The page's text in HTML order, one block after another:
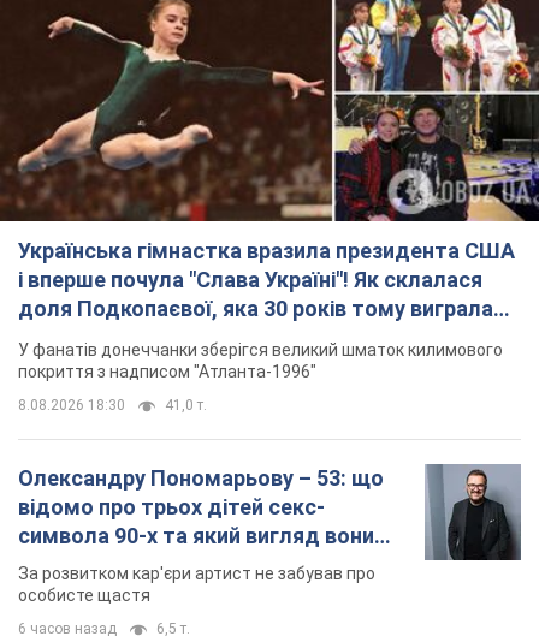
Українська гімнастка вразила президента США
і вперше почула "Слава Україні"! Як склалася
доля Подкопаєвої, яка 30 років тому виграла
"золото" Олімпіади
У фанатів донеччанки зберігся великий шматок килимового
покриття з надписом "Атланта-1996"
8.08.2026 18:30 41,0 т.
Олександру Пономарьову – 53: що
відомо про трьох дітей секс-
символа 90-х та який вигляд вони
мають
особисте щастя
У ПриватБанку розповіли, чи дійсні
долари 1996 року: чи приймають
обмінники та банки такі купюри
приймають старі долари